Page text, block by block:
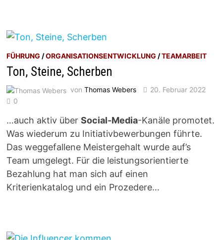
FÜHRUNG /ORGANISATIONSENTWICKLUNG /TEAMARBEIT
Ton, Steine, Scherben
vonThomas Webers
20. Februar 2022
0
…auch aktiv überSocial-Media-Kanäle promotet.
Was wiederum zu Initiativbewerbungen führte.
Das weggefallene Meistergehalt wurde auf’s
Team umgelegt. Für die leistungsorientierte
Bezahlung hat man sich auf einen
Kriterienkatalog und ein Prozedere…